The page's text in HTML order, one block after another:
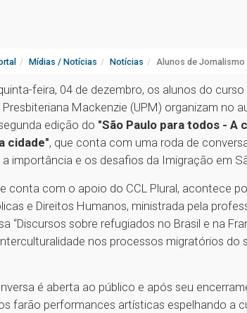
Mídias / Notícias Notícias Alunos de Jornalismo
feira, 04 de dezembro, os alunos do
Presbiteriana Mackenzie (UPM) organizam no
edição do "São Paulo para todos -
cidade", que conta com uma roda de
a importância e os desafios da Imigração em
conta com o apoio do CCL Plural, acontece
e Direitos Humanos, ministrada pela
“Discursos sobre refugiados no Brasil e na
nos processos migratórios do
é aberta ao público e após seu
farão performances artísticas espelhando a